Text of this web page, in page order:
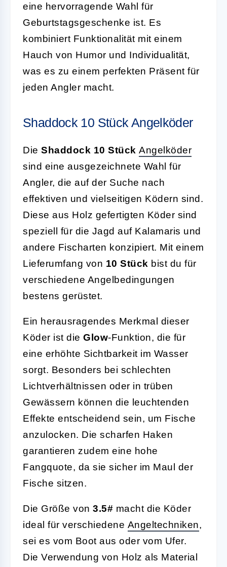
eine hervorragende Wahl für
Geburtstagsgeschenke ist. Es
kombiniert Funktionalität mit einem
Hauch von Humor und Individualität,
was es zu einem perfekten Präsent für
jeden Angler macht.
Shaddock 10 Stück Angelköder
Die Shaddock 10 Stück Angelköder
sind eine ausgezeichnete Wahl für
Angler, die auf der Suche nach
effektiven und vielseitigen Ködern sind.
Diese aus Holz gefertigten Köder sind
speziell für die Jagd auf Kalamaris und
andere Fischarten konzipiert. Mit einem
Lieferumfang von 10 Stück bist du für
verschiedene Angelbedingungen
bestens gerüstet.
Ein herausragendes Merkmal dieser
Köder ist die Glow-Funktion, die für
eine erhöhte Sichtbarkeit im Wasser
sorgt. Besonders bei schlechten
Lichtverhältnissen oder in trüben
Gewässern können die leuchtenden
Effekte entscheidend sein, um Fische
anzulocken. Die scharfen Haken
garantieren zudem eine hohe
Fangquote, da sie sicher im Maul der
Fische sitzen.
Die Größe von 3.5# macht die Köder
ideal für verschiedene Angeltechniken,
sei es vom Boot aus oder vom Ufer.
Die Verwendung von Holz als Material